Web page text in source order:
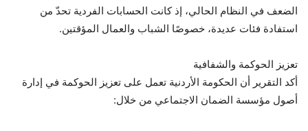
الضعف في النظام الحالي، إذ كانت الحسابات الفردية تحدّ من
استفادة فئات عديدة، خصوصًا الشباب والعمال المؤقتين.
تعزيز الحوكمة والشفافية
أكد التقرير أن الحكومة الأردنية تعمل على تعزيز الحوكمة في إدارة
أصول مؤسسة الضمان الاجتماعي من خلال: